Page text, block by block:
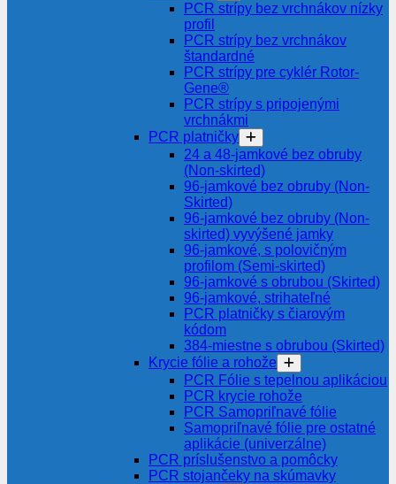
PCR strípy bez vrchnákov nízky
profil
PCR strípy bez vrchnákov
štandardné
PCR strípy pre cyklér Rotor-
Gene®
PCR strípy s pripojenými
vrchnákmi
PCR platničky
24 a 48-jamkové bez obruby
(Non-skirted)
96-jamkové bez obruby (Non-
Skirted)
96-jamkové bez obruby (Non-
skirted) vyvýšené jamky
96-jamkové, s polovičným
profilom (Semi-skirted)
96-jamkové s obrubou (Skirted)
96-jamkové, strihateľné
PCR platničky s čiarovým
kódom
384-miestne s obrubou (Skirted)
Krycie fólie a rohože
PCR Fólie s tepelnou aplikáciou
PCR krycie rohože
PCR Samopriľnavé fólie
Samopriľnavé fólie pre ostatné
aplikácie (univerzálne)
PCR príslušenstvo a pomôcky
PCR stojančeky na skúmavky